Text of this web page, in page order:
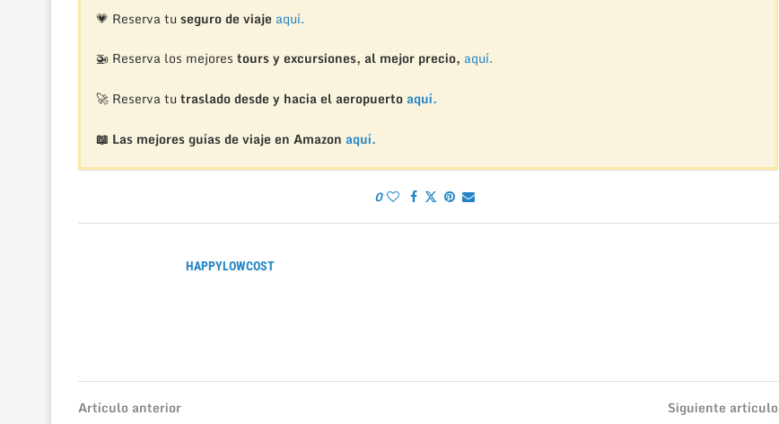
💗 Reserva tu seguro de viaje aquí.
🚁 Reserva los mejores tours y excursiones, al mejor precio, aquí.
🚀 Reserva tu traslado desde y hacia el aeropuertoaquí.
📖 Las mejores guías de viaje en Amazon aquí.
0
HAPPYLOWCOST
Artículo anterior Siguiente artículo